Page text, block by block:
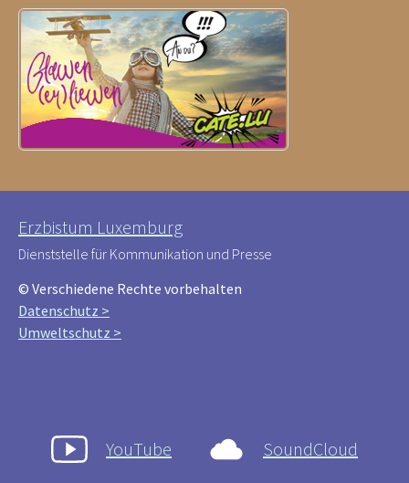
Erzbistum Luxemburg
Dienststelle für Kommunikation und Presse
© Verschiedene Rechte vorbehalten
Datenschutz >
Umweltschutz >
YouTube SoundCloud